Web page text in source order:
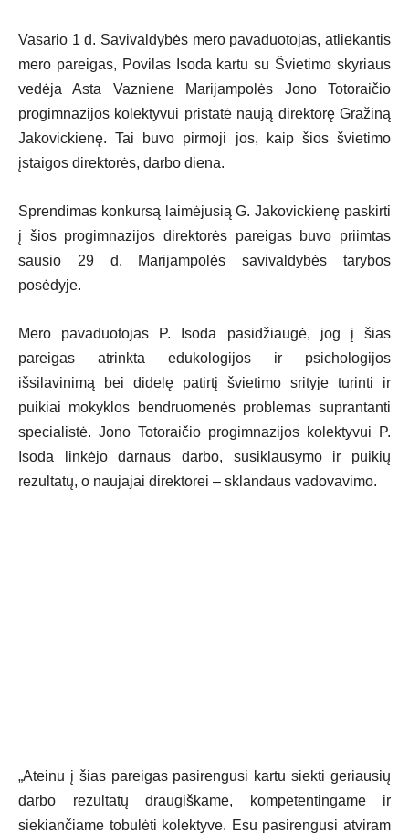
Vasario 1 d. Savivaldybės mero pavaduotojas, atliekantis
mero pareigas, Povilas Isoda kartu su Švietimo skyriaus
vedėja Asta Vazniene Marijampolės Jono Totoraičio
progimnazijos kolektyvui pristatė naują direktorę Gražiną
Jakovickienę. Tai buvo pirmoji jos, kaip šios švietimo
įstaigos direktorės, darbo diena.
Sprendimas konkursą laimėjusią G. Jakovickienę paskirti
į šios progimnazijos direktorės pareigas buvo priimtas
sausio 29 d. Marijampolės savivaldybės tarybos
posėdyje.
Mero pavaduotojas P. Isoda pasidžiaugė, jog į šias
pareigas atrinkta edukologijos ir psichologijos
išsilavinimą bei didelę patirtį švietimo srityje turinti ir
puikiai mokyklos bendruomenės problemas suprantanti
specialistė. Jono Totoraičio progimnazijos kolektyvui P.
Isoda linkėjo darnaus darbo, susiklausymo ir puikių
rezultatų, o naujajai direktorei – sklandaus vadovavimo.
„Ateinu į šias pareigas pasirengusi kartu siekti geriausių
darbo rezultatų draugiškame, kompetentingame ir
siekiančiame tobulėti kolektyve. Esu pasirengusi atviram